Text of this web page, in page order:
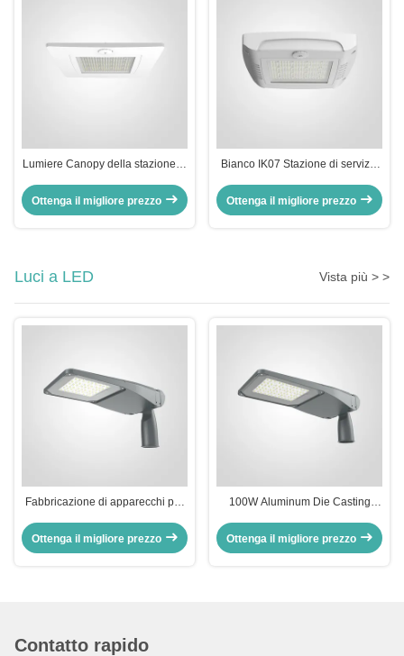
Lumiere Canopy della stazione di
ODM Lampade Canopy LED in
Ottenga il migliore prezzo
Bianco IK07 Stazione di servizio
3000K 4000K 5000K 5700K
Ottenga il migliore prezzo
Luci a LED Vista più > >
Fabbricazione di apparecchi per
Ottenga il migliore prezzo
100W Aluminum Die Casting
impermeabili
Ottenga il migliore prezzo
Contatto rapido